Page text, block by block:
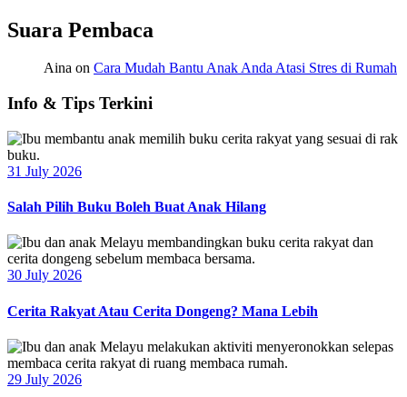
Suara Pembaca
Aina on Cara Mudah Bantu Anak Anda Atasi Stres di Rumah
Info & Tips Terkini
31 July 2026
Salah Pilih Buku Boleh Buat Anak Hilang
30 July 2026
Cerita Rakyat Atau Cerita Dongeng? Mana Lebih
29 July 2026